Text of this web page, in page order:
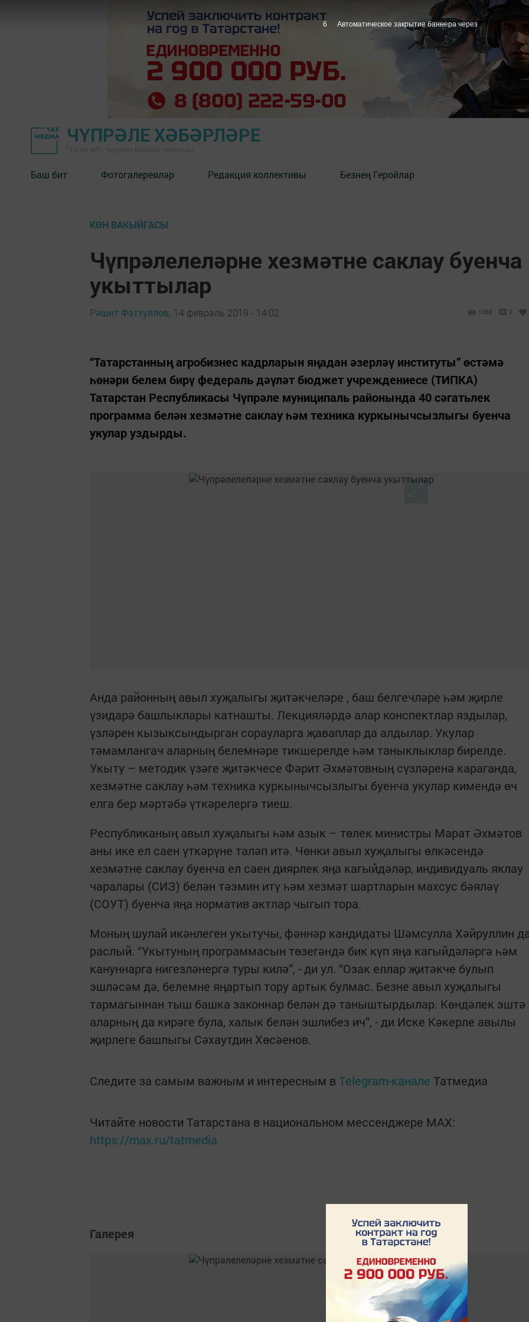
ЧҮПРӘЛЕ ХӘБӘРЛӘРЕ
Баш бит Фотогалереяләр Редакция коллективы Безнең Геройлар
КӨН ВАКЫЙГАСЫ
Чүпрәлелеләрне хезмәтне саклау буенча
укыттылар
Рәшит Фәтхуллов, 14 февраль 2019 - 14:02 1068 0
“Татарстанның агробизнес кадрларын яңадан әзерләү институты” өстәмә
һөнәри белем бирү федераль дәүләт бюджет учреждениесе (ТИПКА)
Татарстан Республикасы Чүпрәле муниципаль районында 40 сәгатьлек
программа белән хезмәтне саклау һәм техника куркынычсызлыгы буенча
укулар уздырды.
Анда районның авыл хуҗалыгы җитәкчеләре , баш белгечләре һәм җирле
үзидарә башлыклары катнашты. Лекцияләрдә алар конспектлар яздылар,
үзләрен кызыксындырган сорауларга җаваплар да алдылар. Укулар
тәмамлангач аларның белемнәре тикшерелде һәм таныклыклар бирелде.
Укыту – методик үзәге җитәкчесе Фәрит Әхмәтовның сүзләренә караганда,
хезмәтне саклау һәм техника куркынычсызлыгы буенча укулар кимендә өч
елга бер мәртәбә үткәрелергә тиеш.
Республиканың авыл хуҗалыгы һәм азык – төлек министры Марат Әхмәтов
аны ике ел саен үткәрүне таләп итә. Чөнки авыл хуҗалыгы өлкәсендә
хезмәтне саклау буенча ел саен диярлек яңа кагыйдәләр, индивидуаль яклау
чаралары (СИЗ) белән тәэмин итү һәм хезмәт шартларын махсус бәяләү
(СОУТ) буенча яңа норматив актлар чыгып тора.
Моның шулай икәнлеген укытучы, фәннәр кандидаты Шәмсулла Хәйруллин
раслый. “Укытуның программасын төзегәндә бик күп яңа кагыйдәләргә һәм
кануннарга нигезләнергә туры килә”, - ди ул. “Озак еллар җитәкче булып
эшләсәм дә, белемне яңартып тору артык булмас. Безне авыл хуҗалыгы
тармагыннан тыш башка законнар белән дә таныштырдылар. Көндәлек эштә
аларның да кирәге була, халык белән эшлибез ич”, - ди Иске Кәкерле авылы
җирлеге башлыгы Сәхаутдин Хөсәенов.
Следите за самым важным и интересным в Telegram-канале Татмедиа
Читайте новости Татарстана в национальном мессенджере MАХ:
https://max.ru/tatmedia
Галерея
5 Автоматическое закрытие баннера через